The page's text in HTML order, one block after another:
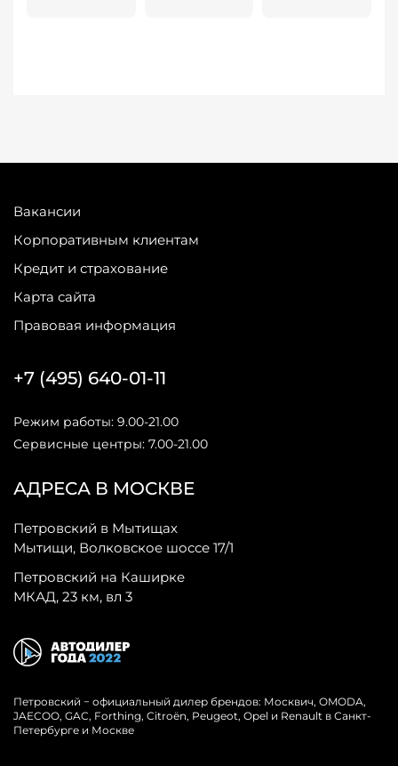
Вакансии
Корпоративным клиентам
Кредит и страхование
Карта сайта
Правовая информация
АДРЕСА В МОСКВЕ
Петровский в Мытищах
Мытищи, Волковское шоссе 17/1
Петровский на Каширке
МКАД, 23 км, вл 3
+7 (495) 640-01-11
Режим работы: 9.00-21.00
Сервисные центры: 7.00-21.00
Петровский − официальный дилер брендов: Москвич, OMODA,
JAECOO, GAC, Forthing, Citroёn, Peugeot, Opel и Renault в Санкт-
Петербурге и Москве